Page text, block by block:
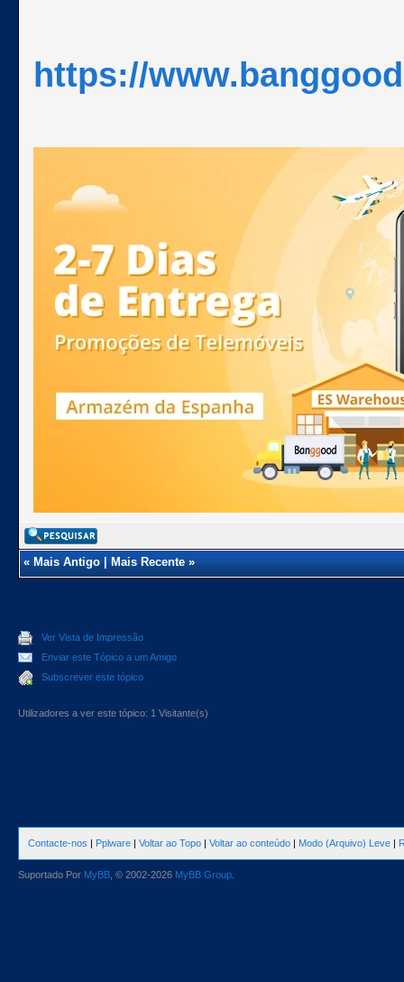
https://
«Mais Antigo|Mais Recente»
Ver Vista de Impressão
Enviar este Tópico a um Amigo
Subscrever este tópico
Utilizadores a ver este tópico: 1 Visitante(s)
Contacte-nos | Pplware | Voltar ao Topo | Voltar ao conteúdo | Modo (Arquivo) Leve |
Suportado Por MyBB , © 2002-2026 MyBB Group